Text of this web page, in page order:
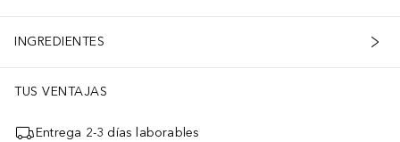
INGREDIENTES
TUS VENTAJAS
Entrega 2-3 días laborables